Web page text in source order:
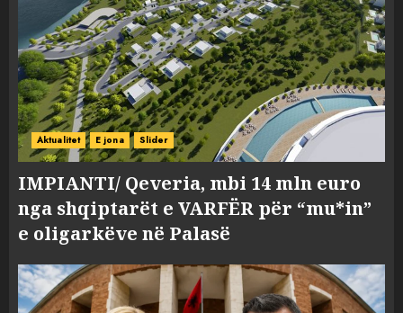
Aktualitet E jona Slider
IMPIANTI/ Qeveria, mbi 14 mln euro
nga shqiptarët e VARFËR për “mu*in”
e oligarkëve në Palasë